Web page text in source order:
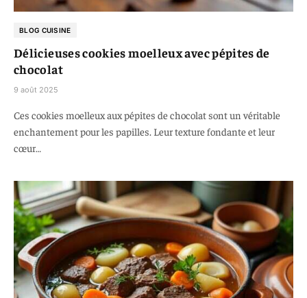
BLOG CUISINE
Délicieuses cookies moelleux avec pépites de
chocolat
9 août 2025
Ces cookies moelleux aux pépites de chocolat sont un véritable
enchantement pour les papilles. Leur texture fondante et leur
cœur…